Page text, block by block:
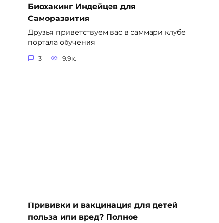
Биохакинг Индейцев для
Саморазвития
Друзья приветствуем вас в саммари клубе
портала обучения
3 9.9к.
Прививки и вакцинация для детей
польза или вред? Полное